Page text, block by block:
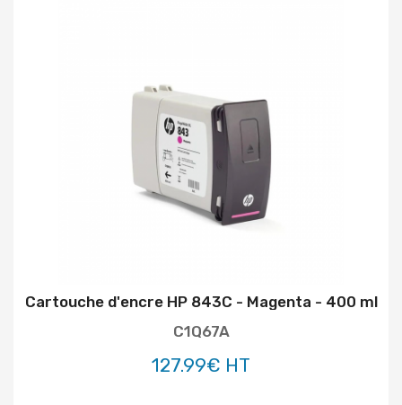
Cartouche d'encre HP 843C - Magenta - 400 ml
C1Q67A
127.99€ HT